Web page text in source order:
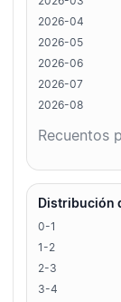
2026-04
2026-05
2026-06
2026-07
2026-08
Recuentos
Distribución
0-1
1-2
2-3
3-4